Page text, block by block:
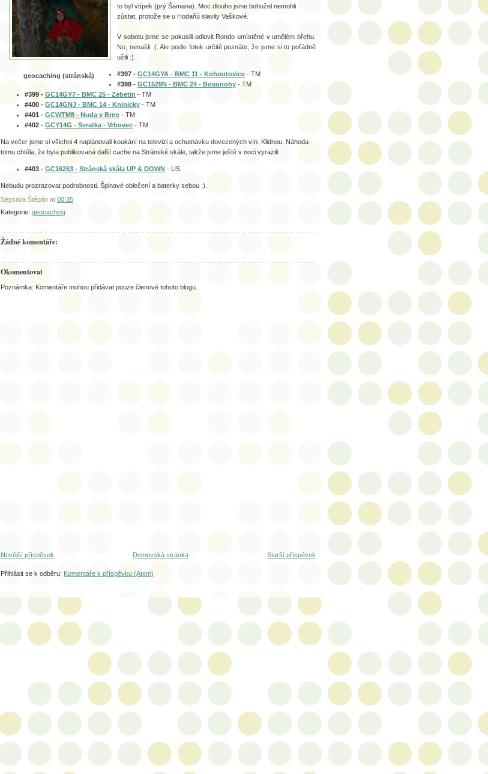
geocaching (stránská)
to byl vtípek (prý Šamana). Moc dlouho jsme bohužel nemohli
zůstat, protože se u Hodaňů slavily Vaškové.
V sobotu jsme se pokusili odlovit Rondo umístěné v umělém břehu.
No, nenašli :(. Ale podle fotek určitě poznáte, že jsme si to pořádně
užili :).
#397 - GC14GYA - BMC 11 - Kohoutovice - TM
#398 - GC1529N - BMC 24 - Bosonohy - TM
#399 - GC14GY7 - BMC 25 - Zebetin - TM
#400 - GC14GNJ - BMC 14 - Kninicky - TM
#401 - GCWTM8 - Nuda v Brne - TM
#402 - GCY14G - Svratka - Vrbovec - TM
Na večer jsme si všichni 4 naplánovali koukání na televizi a ochutnávku dovezených vín. Klidnou. Náhoda
tomu chtěla, že byla publikovaná další cache na Stránské skále, takže jsme ještě v noci vyrazili:
#403 - GC16263 - Stránská skála UP & DOWN - US
Nebudu prozrazovat podrobnosti. Špinavé oblečení a baterky sebou :).
Sepsal/a Štěpán at 00:35
Kategorie: geocaching
Žádné komentáře:
Okomentovat
Poznámka: Komentáře mohou přidávat pouze členové tohoto blogu.
Novější příspěvek Starší příspěvek
Domovská stránka
Přihlásit se k odběru: Komentáře k příspěvku (Atom)